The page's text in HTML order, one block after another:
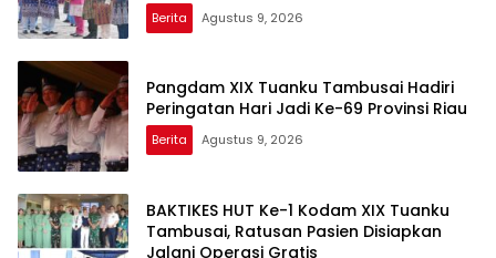
Berita Agustus 9, 2026
Pangdam XIX Tuanku Tambusai Hadiri
Peringatan Hari Jadi Ke-69 Provinsi Riau
Berita Agustus 9, 2026
BAKTIKES HUT Ke-1 Kodam XIX Tuanku
Tambusai, Ratusan Pasien Disiapkan
Jalani Operasi Gratis